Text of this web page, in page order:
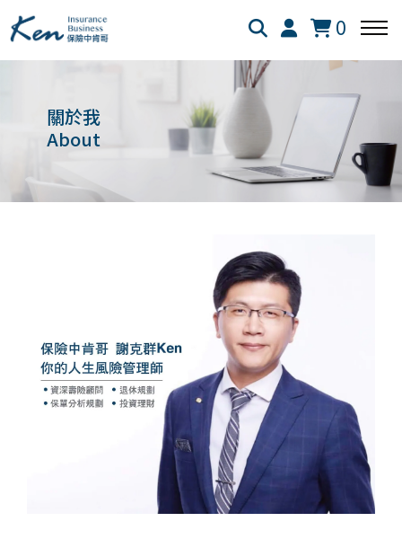
0
保險白話文
新生兒保險
旅平險
儲蓄險
成長新法
個人成長
靈性成長
好書推薦
投資理財
美股投資
勞保勞退
關於我
About